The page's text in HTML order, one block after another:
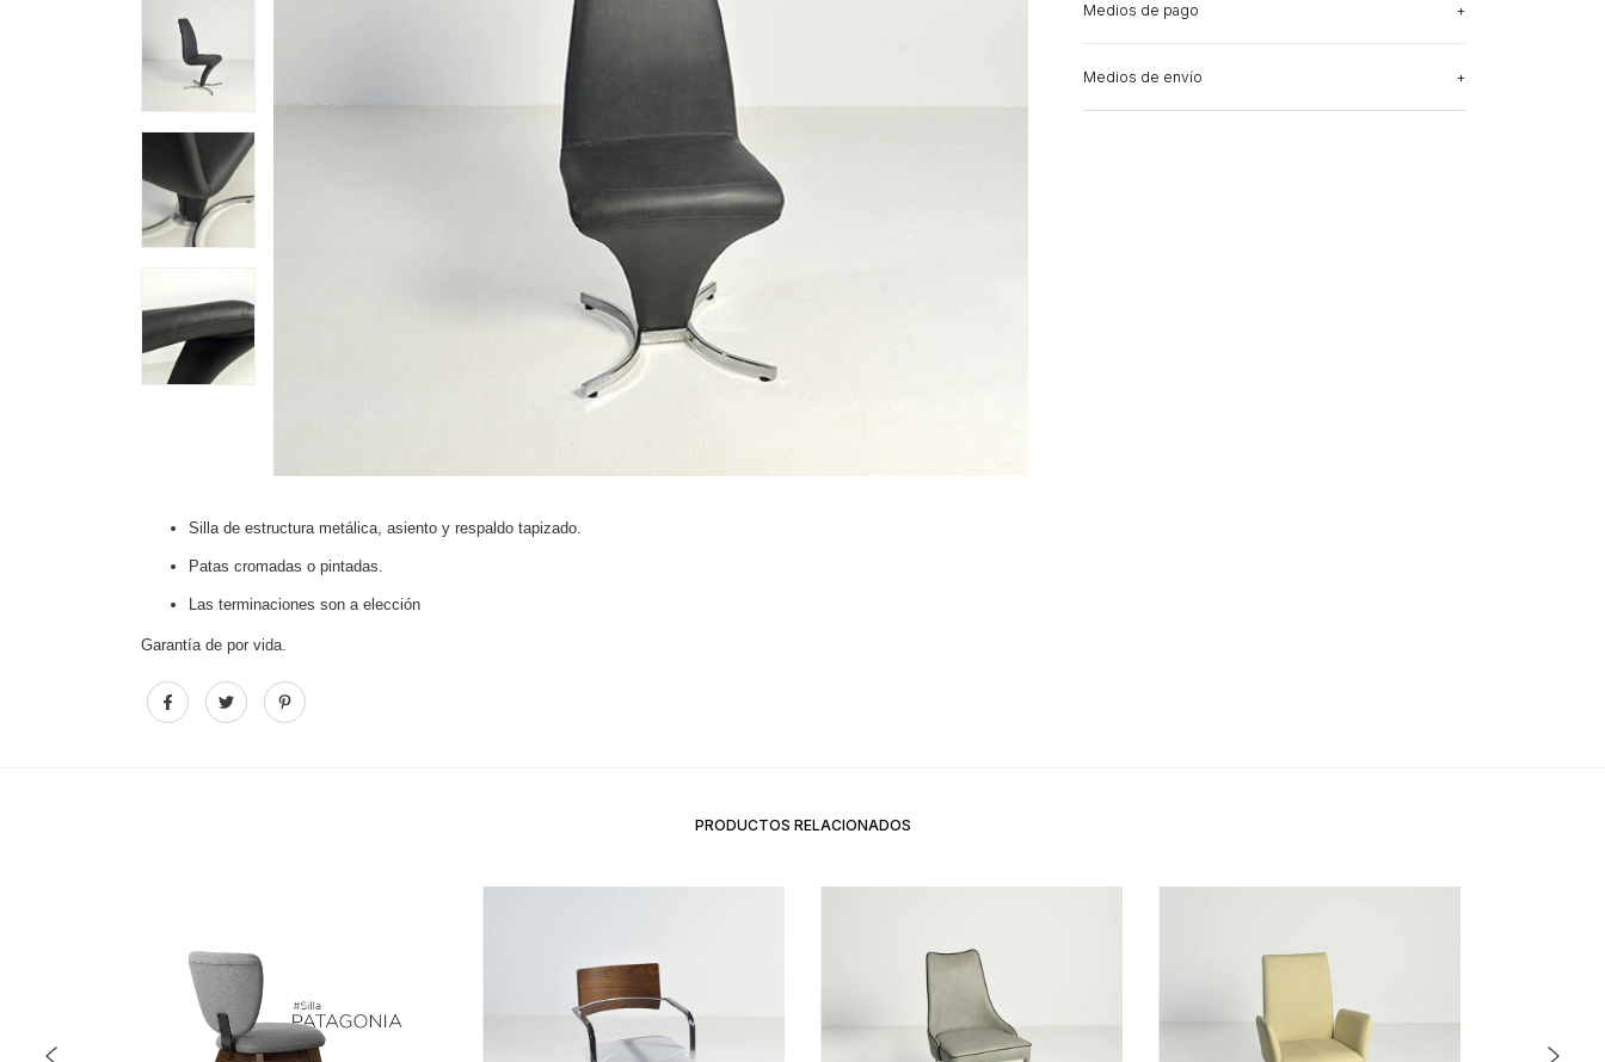
Silla de estructura metálica, asiento y respaldo tapizado.
Patas cromadas o pintadas.
Las terminaciones son a elección
Garantía de por vida.
Medios de pago
Medios de envío
PRODUCTOS RELACIONADOS